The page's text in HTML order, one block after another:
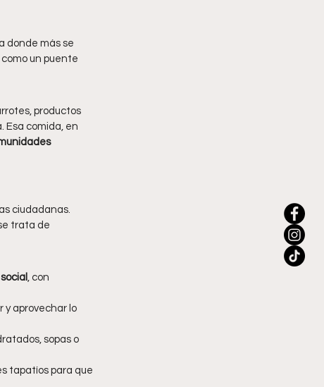
donde más se
un puente
productos
Esa comida, en
ciudadanas.
trata de
, con
y aprovechar lo
sopas o
tapatíos para que